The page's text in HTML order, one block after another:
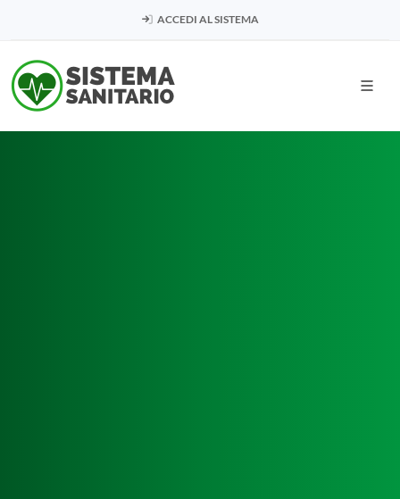
ACCEDI AL SISTEMA